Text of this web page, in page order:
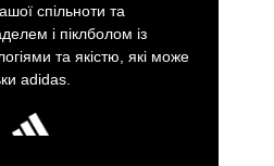
спільноти та
і піклболом із
та якістю, які може
adidas.